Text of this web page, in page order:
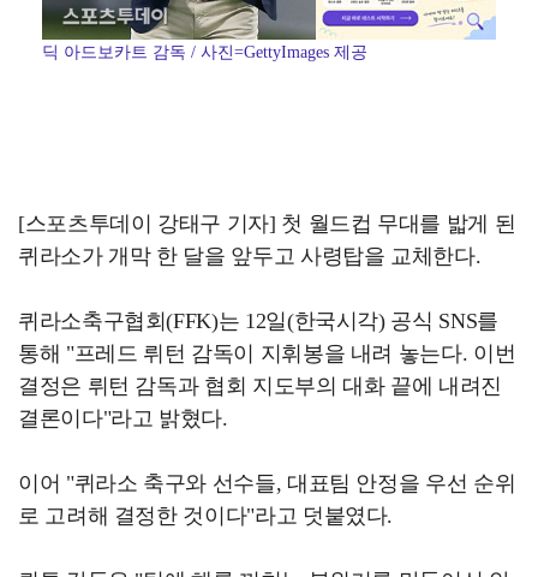
딕 아드보카트 감독 / 사진=GettyImages 제공
[스포츠투데이 강태구 기자] 첫 월드컵 무대를 밟게 된
퀴라소가 개막 한 달을 앞두고 사령탑을 교체한다.
퀴라소축구협회(FFK)는 12일(한국시각) 공식 SNS를
통해 "프레드 뤼턴 감독이 지휘봉을 내려 놓는다. 이번
결정은 뤼턴 감독과 협회 지도부의 대화 끝에 내려진
결론이다"라고 밝혔다.
이어 "퀴라소 축구와 선수들, 대표팀 안정을 우선 순위
로 고려해 결정한 것이다"라고 덧붙였다.